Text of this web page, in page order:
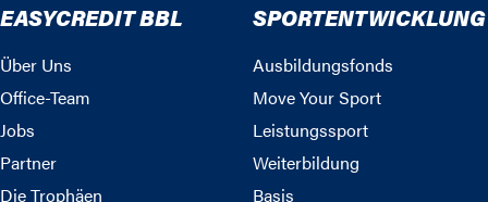
EASYCREDIT BBL
Über Uns
Office-Team
Jobs
Partner
Die Trophäen
SPORTENTWICKLUNG
Ausbildungsfonds
Move Your Sport
Leistungssport
Weiterbildung
Basis